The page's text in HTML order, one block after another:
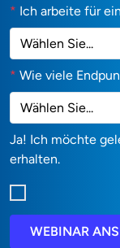
* Ich arbeite für
* Wie viele
Ja! Ich möchte
erhalten.
WEBINAR